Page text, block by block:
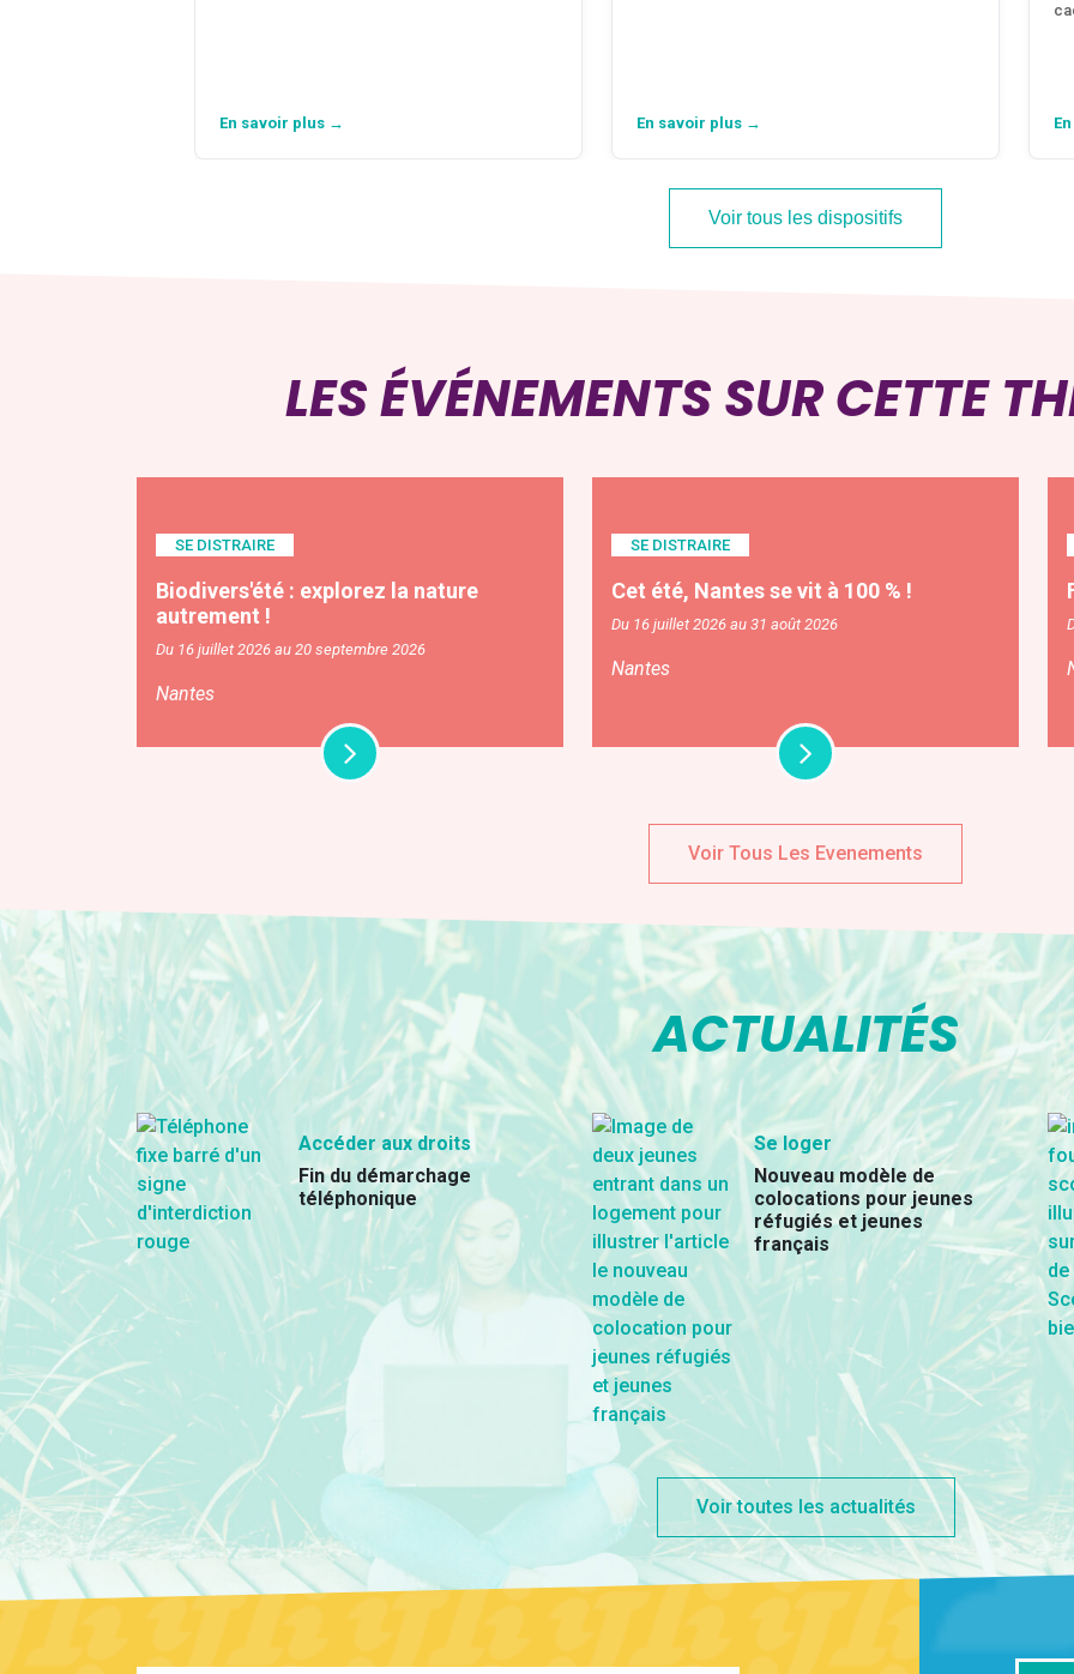
En savoir plus → En savoir plus →
Voir tous les dispositifs
LES ÉVÉNEMENTS SUR CETTE
SE DISTRAIRE
Biodivers'été : explorez la nature
autrement !
Du 16 juillet 2026 au 20 septembre 2026
Nantes
SE DISTRAIRE
Cet été, Nantes se vit à 100 % !
Du 16 juillet 2026 au 31 août 2026
Nantes
Voir Tous Les Evenements
ACTUALITÉS
Accéder aux droits
Fin du démarchage
téléphonique
Se loger
Nouveau modèle de
colocations pour jeunes
réfugiés et jeunes
français
Voir toutes les actualités